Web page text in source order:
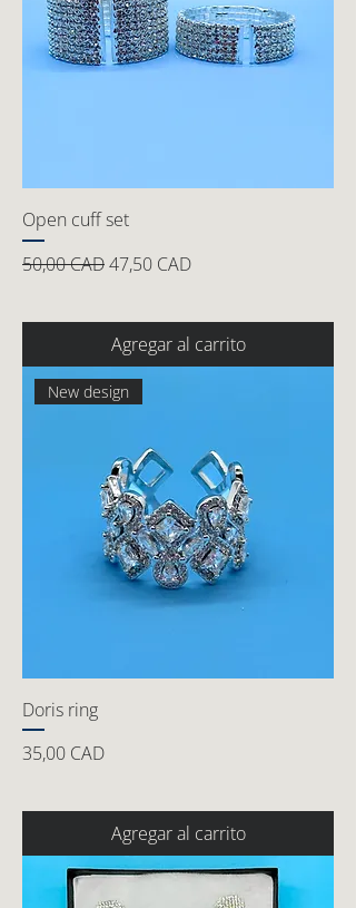
Open cuff set
Precio
50,00 CADPrecio de oferta
47,50 CAD
Agregar al carrito
New design
Doris ring
Precio
35,00 CAD
Agregar al carrito